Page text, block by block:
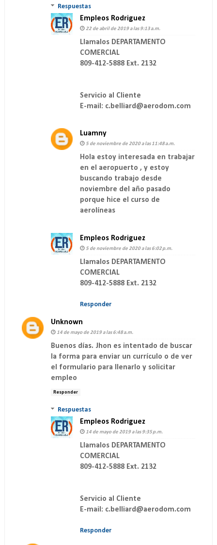
Respuestas
Empleos Rodriguez
22 de abril de 2019 a las 9:13 a.m.
Llamalos DEPARTAMENTO
COMERCIAL
809-412-5888 Ext. 2132
Servicio al Cliente
E-mail: c.belliard@aerodom.com
Luamny
5 de noviembre de 2020 a las 11:48 a.m.
Hola estoy interesada en trabajar
en el aeropuerto , y estoy
buscando trabajo desde
noviembre del año pasado
porque hice el curso de
aerolíneas
Empleos Rodriguez
5 de noviembre de 2020 a las 6:02 p.m.
Llamalos DEPARTAMENTO
COMERCIAL
809-412-5888 Ext. 2132
Responder
Unknown
14 de mayo de 2019 a las 6:48 a.m.
Buenos días. Jhon es intentado de buscar
la forma para enviar un currículo o de ver
el formulario para llenarlo y solicitar
empleo
Responder
Respuestas
Empleos Rodriguez
14 de mayo de 2019 a las 9:35 p.m.
Llamalos DEPARTAMENTO
COMERCIAL
809-412-5888 Ext. 2132
Servicio al Cliente
E-mail: c.belliard@aerodom.com
Responder